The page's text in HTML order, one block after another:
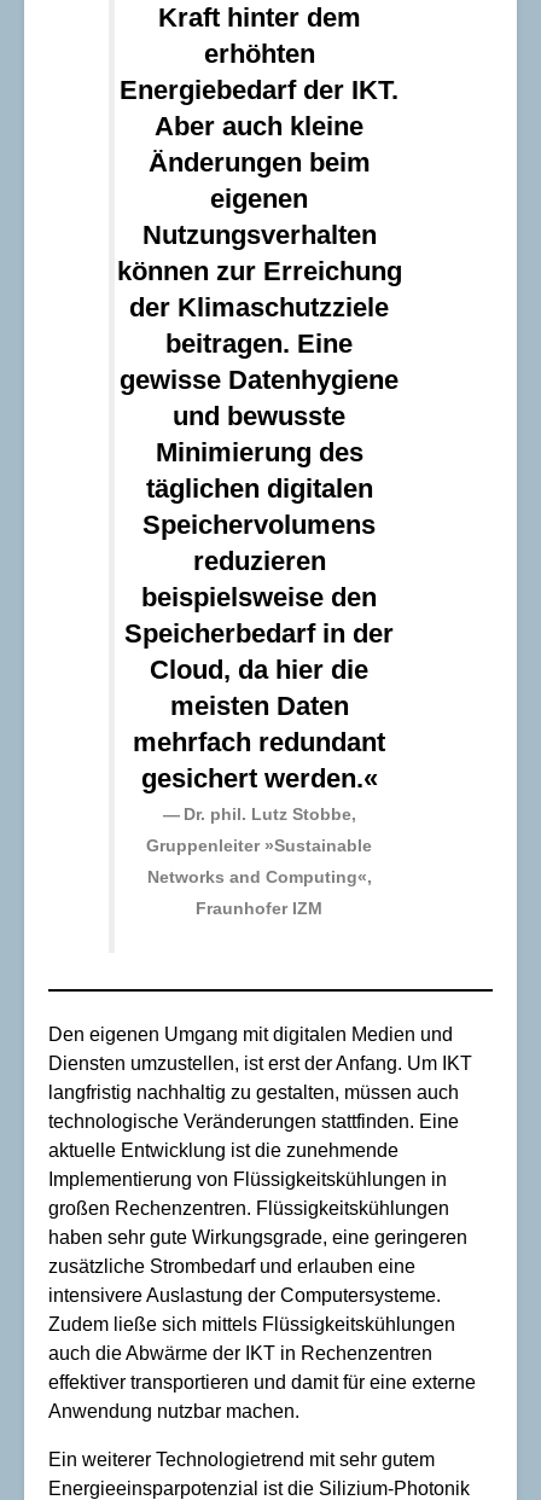
Kraft hinter dem
erhöhten
Energiebedarf der IKT.
Aber auch kleine
Änderungen beim
eigenen
Nutzungsverhalten
können zur Erreichung
der Klimaschutzziele
beitragen. Eine
gewisse Datenhygiene
und bewusste
Minimierung des
täglichen digitalen
Speichervolumens
reduzieren
beispielsweise den
Speicherbedarf in der
Cloud, da hier die
meisten Daten
mehrfach redundant
gesichert werden.«
Dr. phil. Lutz Stobbe,
Gruppenleiter »Sustainable
Networks and Computing«,
Fraunhofer IZM
Den eigenen Umgang mit digitalen Medien und
Diensten umzustellen, ist erst der Anfang. Um IKT
langfristig nachhaltig zu gestalten, müssen auch
technologische Veränderungen stattfinden. Eine
aktuelle Entwicklung ist die zunehmende
Implementierung von Flüssigkeitskühlungen in
großen Rechenzentren. Flüssigkeitskühlungen
haben sehr gute Wirkungsgrade, eine geringeren
zusätzliche Strombedarf und erlauben eine
intensivere Auslastung der Computersysteme.
Zudem ließe sich mittels Flüssigkeitskühlungen
auch die Abwärme der IKT in Rechenzentren
effektiver transportieren und damit für eine externe
Anwendung nutzbar machen.
Ein weiterer Technologietrend mit sehr gutem
Energieeinsparpotenzial ist die Silizium-Photonik